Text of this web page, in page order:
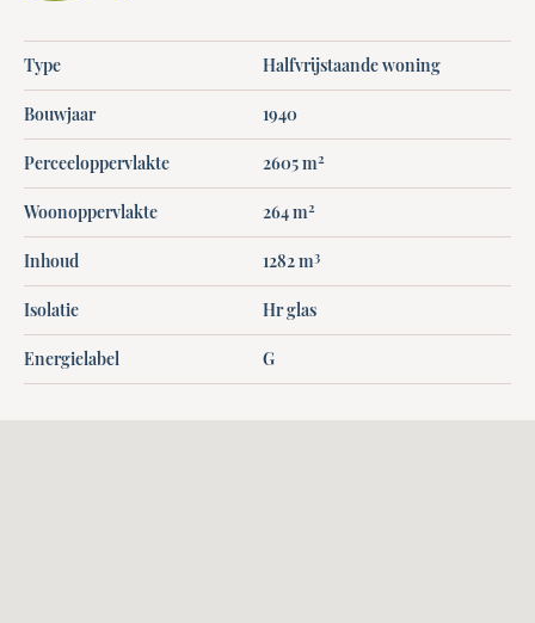
Type Halfvrijstaande woning
Bouwjaar 1940
Perceeloppervlakte 2605 m2
Woonoppervlakte 264 m2
Inhoud 1282 m3
Isolatie Hr glas
Energielabel G